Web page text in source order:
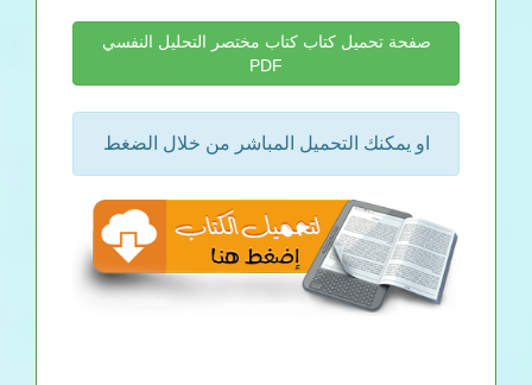
صفحة تحميل كتاب كتاب مختصر التحليل النفسي
PDF
او يمكنك التحميل المباشر من خلال الضغط